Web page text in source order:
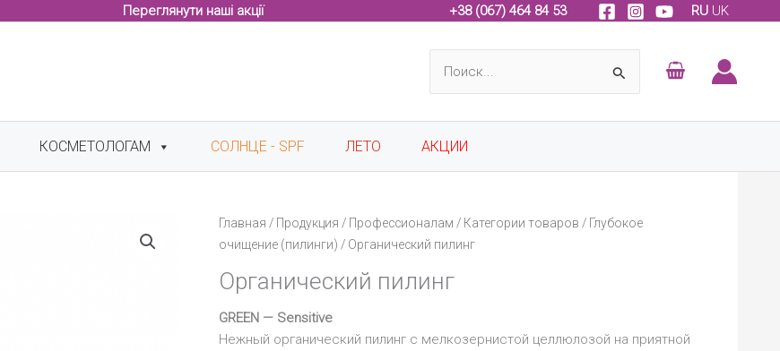
Переглянути наші акції +38 (067) 464 84 53 RU UK
КОСМЕТОЛОГАМ СОЛНЦЕ - SPF ЛЕТО АКЦИИ
Главная / Продукция / Профессионалам / Категории товаров / Глубокое
очищение (пилинги) / Органический пилинг
Органический пилинг
GREEN — Sensitive
Нежный органический пилинг с мелкозернистой целлюлозой на приятной